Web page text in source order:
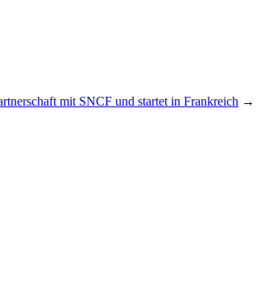
mit SNCF und startet in Frankreich →